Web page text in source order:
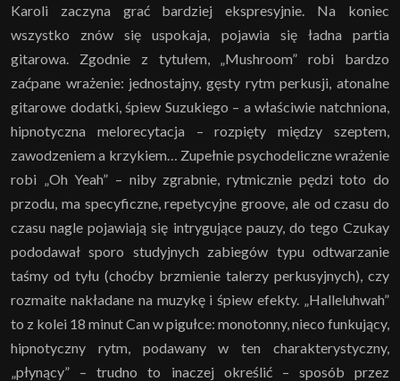
Karoli zaczyna grać bardziej ekspresyjnie. Na koniec
wszystko znów się uspokaja, pojawia się ładna partia
gitarowa. Zgodnie z tytułem, „Mushroom” robi bardzo
zaćpane wrażenie: jednostajny, gęsty rytm perkusji, atonalne
gitarowe dodatki, śpiew Suzukiego – a właściwie natchniona,
hipnotyczna melorecytacja – rozpięty między szeptem,
zawodzeniem a krzykiem… Zupełnie psychodeliczne wrażenie
robi „Oh Yeah” – niby zgrabnie, rytmicznie pędzi toto do
przodu, ma specyficzne, repetycyjne groove, ale od czasu do
czasu nagle pojawiają się intrygujące pauzy, do tego Czukay
pododawał sporo studyjnych zabiegów typu odtwarzanie
taśmy od tyłu (choćby brzmienie talerzy perkusyjnych), czy
rozmaite nakładane na muzykę i śpiew efekty. „Halleluhwah”
to z kolei 18 minut Can w pigułce: monotonny, nieco funkujący,
hipnotyczny rytm, podawany w ten charakterystyczny,
„płynący” – trudno to inaczej określić – sposób przez